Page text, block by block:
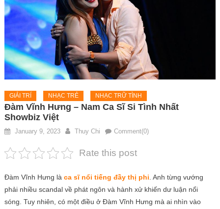
GIẢI TRÍ NHẠC TRẺ NHẠC TRỮ TÌNH
Đàm Vĩnh Hưng – Nam Ca Sĩ Si Tình Nhất
Showbiz Việt
January 9, 2023 Thuy Chi Comment(0)
Rate this post
Đàm Vĩnh Hưng là ca sĩ nổi tiếng đầy thị phi . Anh từng vướng
phải nhiều scandal về phát ngôn và hành xử khiến dư luận nổi
sóng. Tuy nhiên, có một điều ở Đàm Vĩnh Hưng mà ai nhìn vào